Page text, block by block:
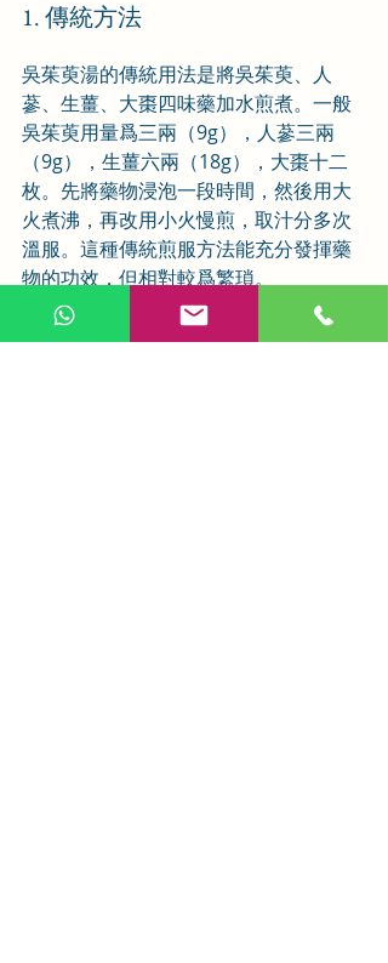
1. 傳統方法
吳茱萸湯的傳統用法是將吳茱萸、人
蔘、生薑、大棗四味藥加水煎煮。一般
吳茱萸用量爲三兩（9g），人蔘三兩
（9g），生薑六兩（18g），大棗十二
枚。先將藥物浸泡一段時間，然後用大
火煮沸，再改用小火慢煎，取汁分多次
溫服。這種傳統煎服方法能充分發揮藥
物的功效，但相對較爲繁瑣。
2. 現代濃縮顆粒